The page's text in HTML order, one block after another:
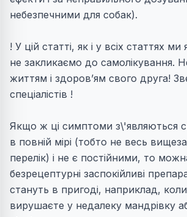
небезпечними для собак).
! У цій статті, як і у всіх статтях
не закликаємо до самолікування.
життям і здоров’ям свого друга!
спеціалістів !
Якщо ж ці симптоми з\'являються
в повній мірі (тобто не весь
перелік) і не є постійними, то
безрецептурні заспокійливі
стануть в пригоді, наприклад,
вирушаєте у недалеку мандрівку